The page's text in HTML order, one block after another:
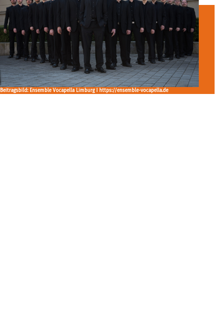
Beitragsbild: Ensemble Vocapella Limburg I https://ensemble-vocapella.de